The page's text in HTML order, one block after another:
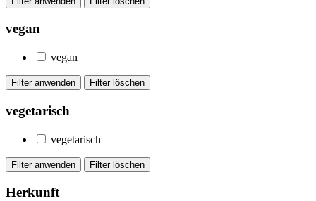
vegan
vegan
vegetarisch
vegetarisch
Herkunft